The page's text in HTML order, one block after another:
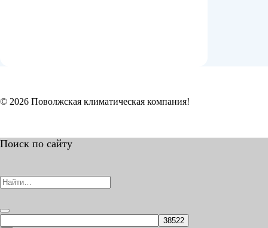
© 2026 Поволжская климатическая компания!
Поиск по сайту